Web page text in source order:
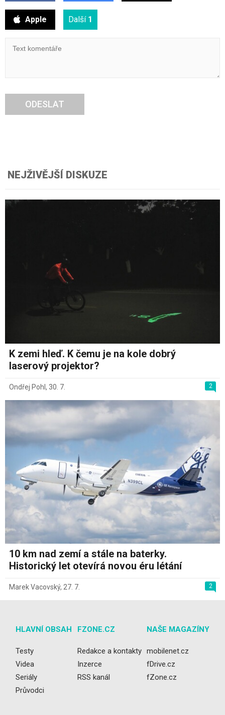
Apple Další 1
ODESLAT
NEJŽIVĚJŠÍ DISKUZE
K zemi hleď. K čemu je na kole dobrý
laserový projektor?
2
Ondřej Pohl , 30. 7.
10 km nad zemí a stále na baterky.
Historický let otevírá novou éru létání
2
Marek Vacovský, 27. 7.
HLAVNÍ OBSAH
Testy
Videa
Seriály
Průvodci
FZONE.CZ
Redakce a kontakty
Inzerce
RSS kanál
NAŠE MAGAZÍNY
mobilenet.cz
fDrive.cz
fZone.cz